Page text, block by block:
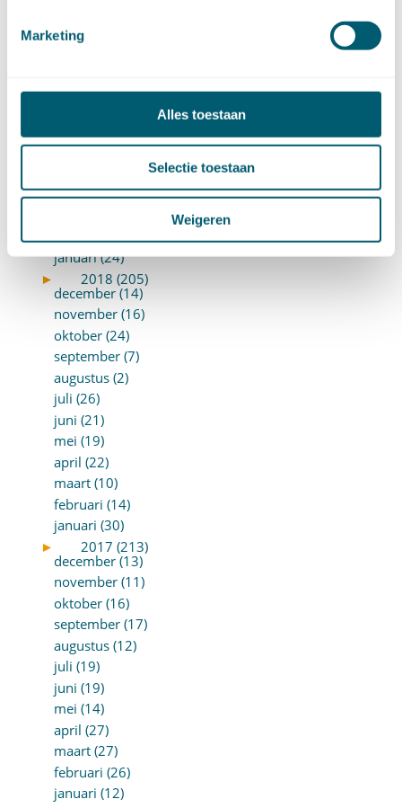
Marketing
Alles toestaan
Selectie toestaan
Weigeren
november (8)
september (8)
juni (10)
april (18)
februari (14)
januari (24)
►
2018 (205)
december (14)
november (16)
oktober (24)
september (7)
augustus (2)
juli (26)
juni (21)
mei (19)
april (22)
maart (10)
februari (14)
januari (30)
►
2017 (213)
december (13)
november (11)
oktober (16)
september (17)
augustus (12)
juli (19)
juni (19)
mei (14)
april (27)
maart (27)
februari (26)
januari (12)